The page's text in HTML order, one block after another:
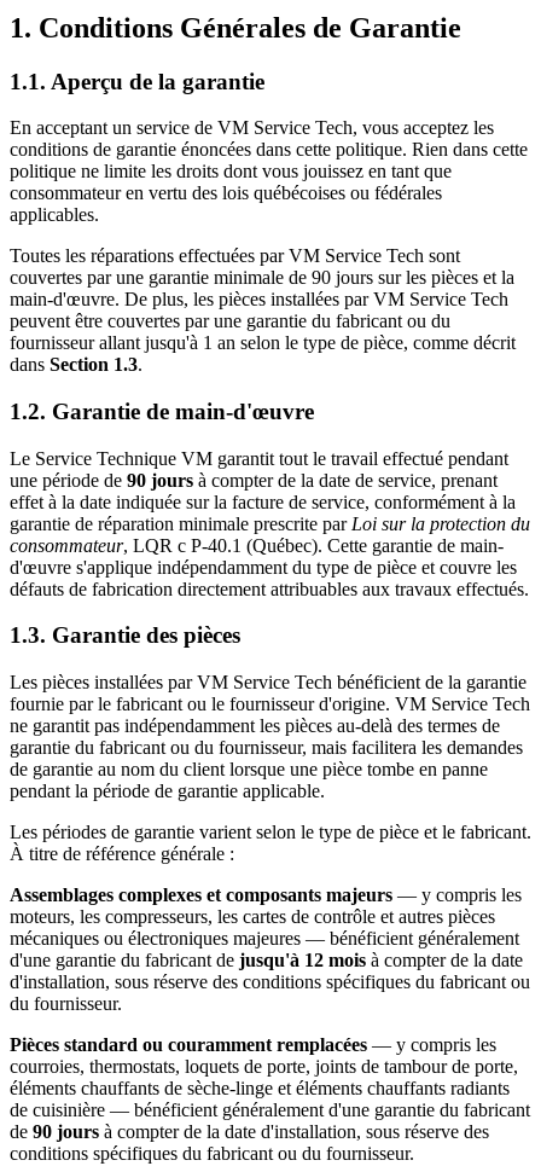
1. Conditions Générales de Garantie
1.1. Aperçu de la garantie
En acceptant un service de VM Service Tech, vous acceptez les
conditions de garantie énoncées dans cette politique. Rien dans cette
politique ne limite les droits dont vous jouissez en tant que
consommateur en vertu des lois québécoises ou fédérales
applicables.
Toutes les réparations effectuées par VM Service Tech sont
couvertes par une garantie minimale de 90 jours sur les pièces et la
main-d'œuvre. De plus, les pièces installées par VM Service Tech
peuvent être couvertes par une garantie du fabricant ou du
fournisseur allant jusqu'à 1 an selon le type de pièce, comme décrit
dans Section 1.3.
1.2. Garantie de main-d'œuvre
Le Service Technique VM garantit tout le travail effectué pendant
une période de 90 jours à compter de la date de service, prenant
effet à la date indiquée sur la facture de service, conformément à la
garantie de réparation minimale prescrite par Loi sur la protection du
consommateur, LQR c P-40.1 (Québec). Cette garantie de main-
d'œuvre s'applique indépendamment du type de pièce et couvre les
défauts de fabrication directement attribuables aux travaux effectués.
1.3. Garantie des pièces
Les pièces installées par VM Service Tech bénéficient de la garantie
fournie par le fabricant ou le fournisseur d'origine. VM Service Tech
ne garantit pas indépendamment les pièces au-delà des termes de
garantie du fabricant ou du fournisseur, mais facilitera les demandes
de garantie au nom du client lorsque une pièce tombe en panne
pendant la période de garantie applicable.
Les périodes de garantie varient selon le type de pièce et le fabricant.
À titre de référence générale :
Assemblages complexes et composants majeurs — y compris les
moteurs, les compresseurs, les cartes de contrôle et autres pièces
mécaniques ou électroniques majeures — bénéficient généralement
d'une garantie du fabricant de jusqu'à 12 mois à compter de la date
d'installation, sous réserve des conditions spécifiques du fabricant ou
du fournisseur.
Pièces standard ou couramment remplacées — y compris les
courroies, thermostats, loquets de porte, joints de tambour de porte,
éléments chauffants de sèche-linge et éléments chauffants radiants
de cuisinière — bénéficient généralement d'une garantie du fabricant
de 90 jours à compter de la date d'installation, sous réserve des
conditions spécifiques du fabricant ou du fournisseur.